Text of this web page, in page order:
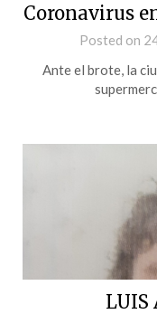
Coronavirus
Posted on
Ante el brote, la
LUIS